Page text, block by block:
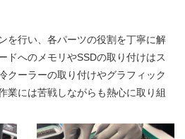
を行い、各パーツの役割を丁寧に解
ドへのメモリやSSDの取り付けはス
クーラーの取り付けやグラフィック
業には苦戦しながらも熱心に取り組